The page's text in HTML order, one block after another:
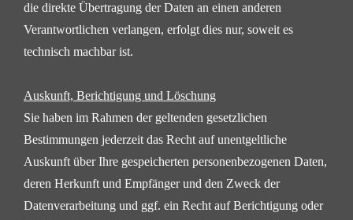
die direkte Übertragung der Daten an einen anderen
Verantwortlichen verlangen, erfolgt dies nur, soweit es
technisch machbar ist.
Auskunft, Berichtigung und Löschung
Sie haben im Rahmen der geltenden gesetzlichen
Bestimmungen jederzeit das Recht auf unentgeltliche
Auskunft über Ihre gespeicherten personenbezogenen Daten,
deren Herkunft und Empfänger und den Zweck der
Datenverarbeitung und ggf. ein Recht auf Berichtigung oder